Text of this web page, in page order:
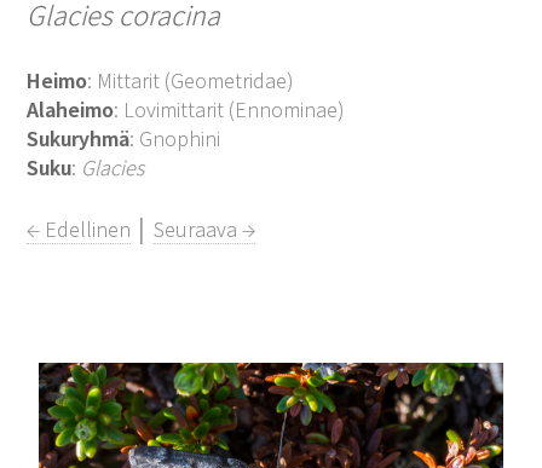
Glacies coracina
Heimo: Mittarit (Geometridae)
Alaheimo: Lovimittarit (Ennominae)
Sukuryhmä: Gnophini
Suku: Glacies
← Edellinen │Seuraava →